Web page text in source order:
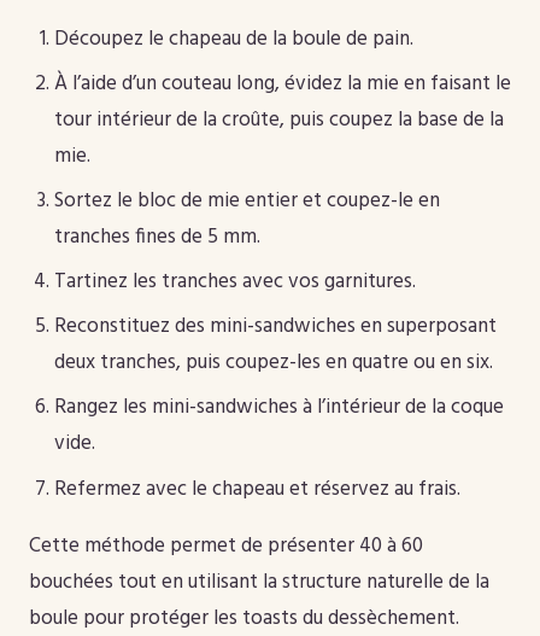
Découpez le chapeau de la boule de pain.
À l’aide d’un couteau long, évidez la mie en faisant le
tour intérieur de la croûte, puis coupez la base de la
mie.
Sortez le bloc de mie entier et coupez-le en
tranches fines de 5 mm.
Tartinez les tranches avec vos garnitures.
Reconstituez des mini-sandwiches en superposant
deux tranches, puis coupez-les en quatre ou en six.
Rangez les mini-sandwiches à l’intérieur de la coque
vide.
Refermez avec le chapeau et réservez au frais.
Cette méthode permet de présenter 40 à 60
bouchées tout en utilisant la structure naturelle de la
boule pour protéger les toasts du dessèchement.